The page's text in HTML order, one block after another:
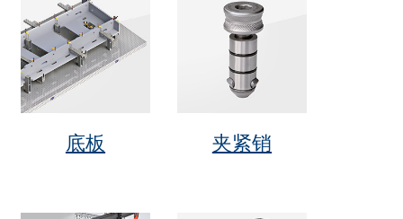
底板 夹紧销